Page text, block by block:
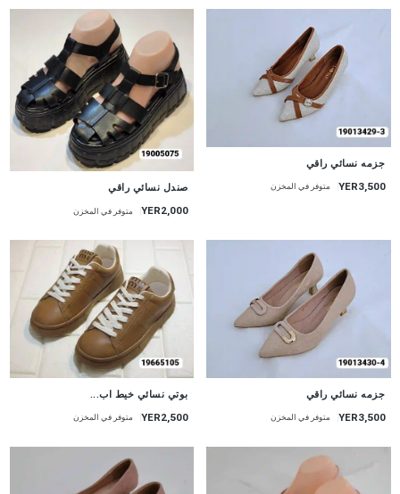
جزمه نسائي راقي
YER3,500 متوفر في المخزن صندل نسائي راقي
YER2,000 متوفر في المخزن
جزمه نسائي راقي
YER3,500 متوفر في المخزن
بوتي نسائي خيط اب...
YER2,500 متوفر في المخزن